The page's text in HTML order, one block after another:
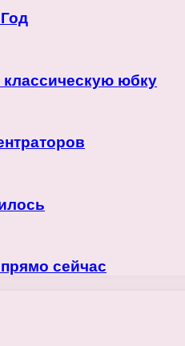
юбку
сейчас